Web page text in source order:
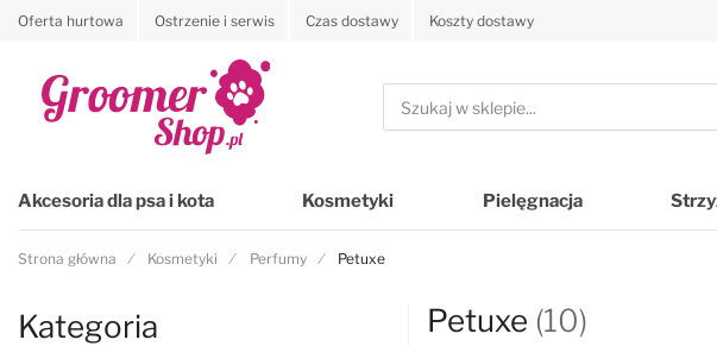
Oferta hurtowa Ostrzenie i serwis Czas dostawy Koszty dostawy
Szukaj
Akcesoria dla psa i kota Kosmetyki Pielęgnacja
Strona główna Kosmetyki Perfumy Petuxe
Kategoria Petuxe (10)